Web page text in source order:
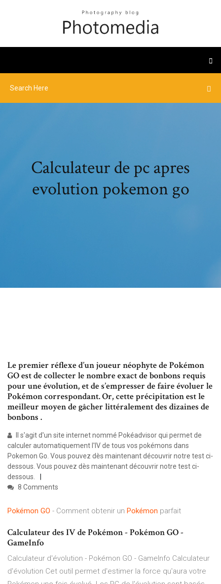
Calculateur de pc apres
evolution pokemon go
Le premier réflexe d’un joueur néophyte de Pokémon
GO est de collecter le nombre exact de bonbons requis
pour une évolution, et de s’empresser de faire évoluer le
Pokémon correspondant. Or, cette précipitation est le
meilleur moyen de gâcher littéralement des dizaines de
bonbons .
Il s'agit d'un site internet nommé Pokéadvisor qui permet de
calculer automatiquement l'IV de tous vos pokémons dans
Pokemon Go. Vous pouvez dès maintenant découvrir notre test ci-
dessous. Vous pouvez dès maintenant découvrir notre test ci-
dessous.
8 Comments
Pokémon GO - Comment obtenir un Pokémon parfait
Calculateur des IV de Pokémon - Pokémon GO -
GameInfo
Calculateur d'évolution - Pokémon GO - GameInfo Calculateur
d'évolution Cet outil permet d'estimer la force qu'aura votre